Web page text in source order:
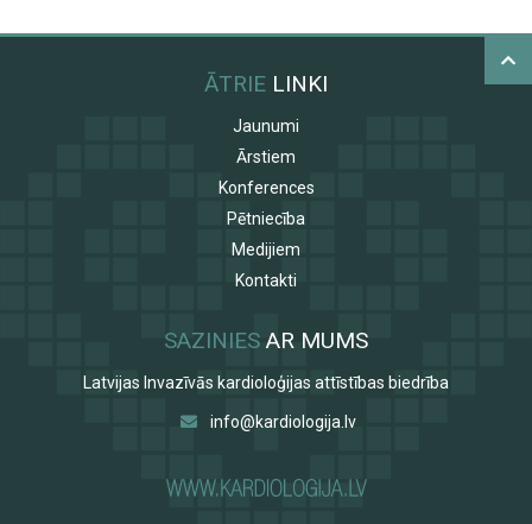
ĀTRIE LINKI
Jaunumi
Ārstiem
Konferences
Pētniecība
Medijiem
Kontakti
SAZINIES AR MUMS
Latvijas Invazīvās kardioloģijas attīstības biedrība
info@kardiologija.lv